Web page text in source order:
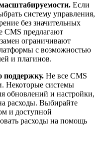
Если
систему управления,
без значительных
CMS предлагают
ограничивают
с возможностью
и плагинов.
поддержку. Не все CMS
Некоторые системы
обновлений и настройки,
расходы. Выбирайте
и доступной
расходы на помощь